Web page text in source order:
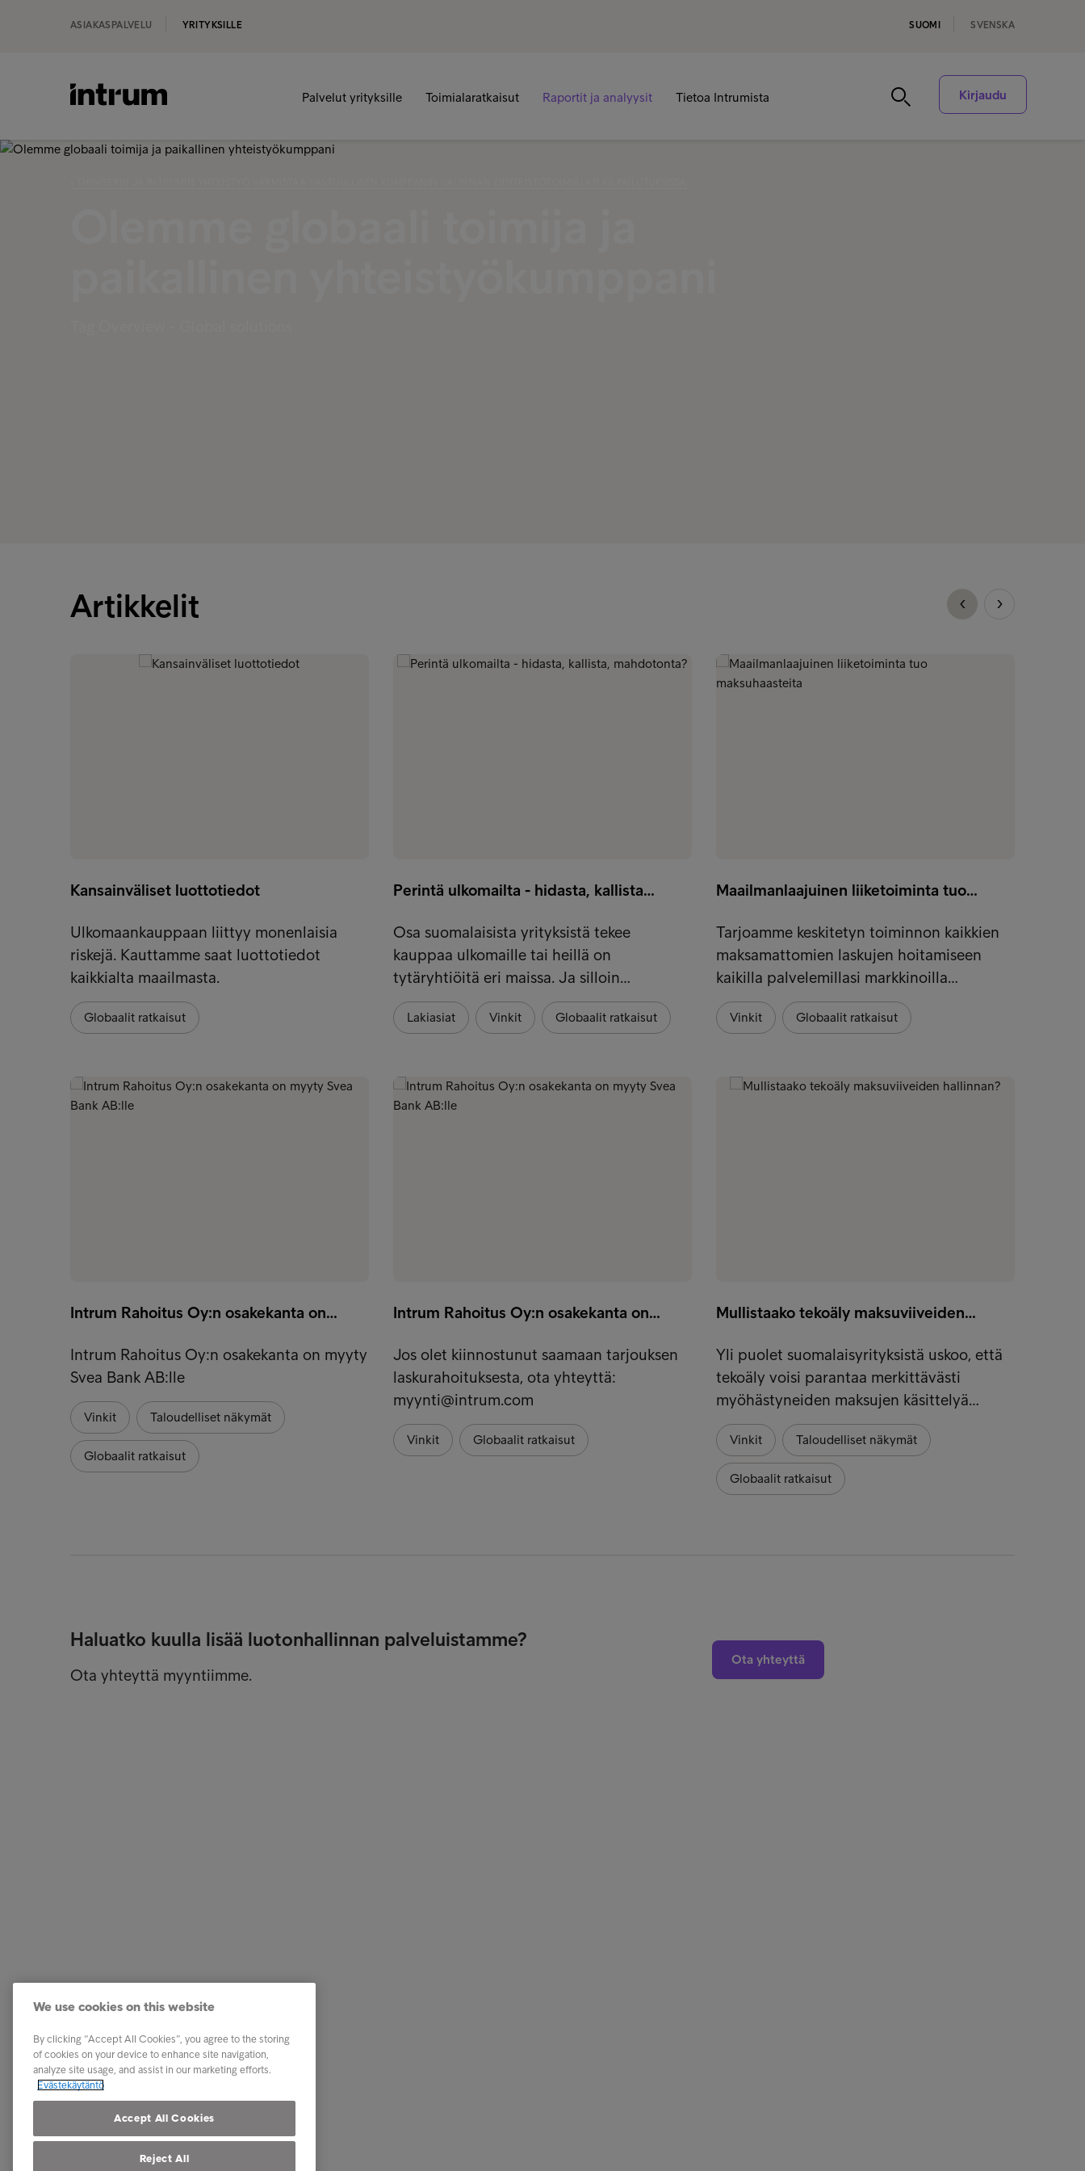
ASIAKASPALVELU YRITYKSILLE SUOMI SVENSKA
Palvelut yrityksille Toimialaratkaisut Raportit ja analyysit Tietoa Intrumista Kirjaudu
Artikkelit
Kansainväliset luottotiedot
Ulkomaankauppaan liittyy monenlaisia
riskejä. Kauttamme saat luottotiedot
kaikkialta maailmasta.
Globaalit ratkaisut
Perintä ulkomailta - hidasta, kallista…
Osa suomalaisista yrityksistä tekee
kauppaa ulkomaille tai heillä on
tytäryhtiöitä eri maissa. Ja silloin…
Lakiasiat Vinkit Globaalit ratkaisut
Maailmanlaajuinen liiketoiminta tuo…
Tarjoamme keskitetyn toiminnon kaikkien
maksamattomien laskujen hoitamiseen
kaikilla palvelemillasi markkinoilla…
Vinkit Globaalit ratkaisut
Intrum Rahoitus Oy:n osakekanta on…
Intrum Rahoitus Oy:n osakekanta on myyty
Svea Bank AB:lle
Vinkit Taloudelliset näkymät
Globaalit ratkaisut
Intrum Rahoitus Oy:n osakekanta on…
Jos olet kiinnostunut saamaan tarjouksen
laskurahoituksesta, ota yhteyttä:
myynti@intrum.com
Vinkit Globaalit ratkaisut
Mullistaako tekoäly maksuviiveiden…
Yli puolet suomalaisyrityksistä uskoo, että
tekoäly voisi parantaa merkittävästi
myöhästyneiden maksujen käsittelyä…
Vinkit Taloudelliset näkymät
Globaalit ratkaisut
Haluatko kuulla lisää luotonhallinnan palveluistamme?
Ota yhteyttä myyntiimme.
Ota yhteyttä
Perintäpalvelut
Kumppanuuspalvelut
Toimialaratkaisut
Raportit ja analyysit
Ota yhteyttä
We use cookies on this website
By clicking “Accept All Cookies”, you agree to the storing
of cookies on your device to enhance site navigation,
analyze site usage, and assist in our marketing efforts.
Evästekäytäntö
Accept All Cookies
Reject All